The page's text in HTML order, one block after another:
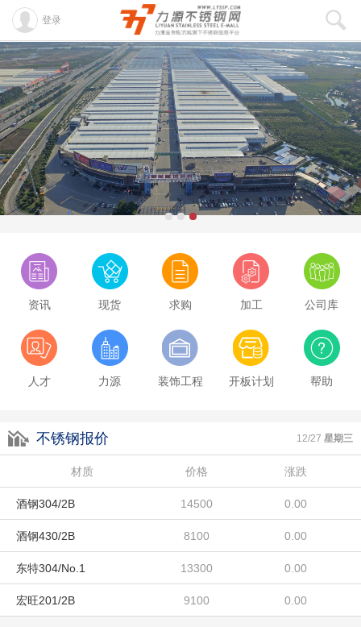
登录
资讯 现货 求购 加工 公司库
人才 力源 装饰工程 开板计划 帮助
不锈钢报价 12/27 星期三
材质 价格 涨跌
酒钢430/2B 8100
宏旺201/2B 0.00
8800 0.00
酒钢304/2B 14500 0.00
酒钢430/2B 8100 0.00
东特304/No.1 13300 0.00
宏旺201/2B 9100 0.00